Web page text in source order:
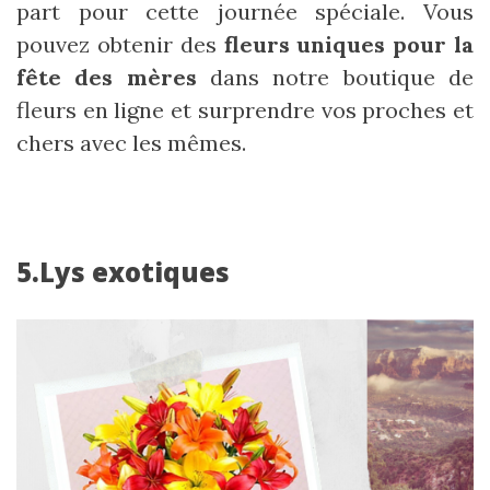
part pour cette journée spéciale. Vous
pouvez obtenir des fleurs uniques pour la
fête des mères dans notre boutique de
fleurs en ligne et surprendre vos proches et
chers avec les mêmes.
5.Lys exotiques